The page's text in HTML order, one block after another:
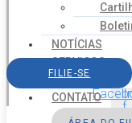
NOTÍCIAS
SERVIÇOS
AGENDA
CONTATO
FILIE-SE
f